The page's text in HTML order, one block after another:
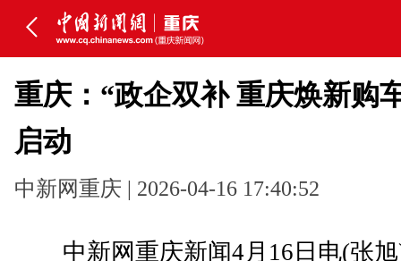
重庆：“政企双补 重庆焕新购
启动
中新网重庆 | 2026-04-16 17:40:52
中新网重庆新闻4月16日电(张旭